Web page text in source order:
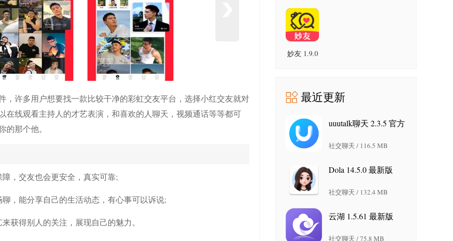
，许多用户想要找一款比较干净的彩虹交友平台，选择小红交友就对
在线观看主持人的才艺表演，和喜欢的人聊天，视频通话等等都可
那个他。
，交友也会更安全，真实可靠;
，能分享自己的生活动态，有心事可以诉说;
获得别人的关注，展现自己的魅力。
卓版
妙友 1.9.0
最近更新
uuutalk聊天 2.3.5 官方
社交聊天 / 116.5 MB
Dola 14.5.0 最新版
社交聊天 / 132.4 MB
云湖 1.5.61 最新版
社交聊天 / 75.8 MB